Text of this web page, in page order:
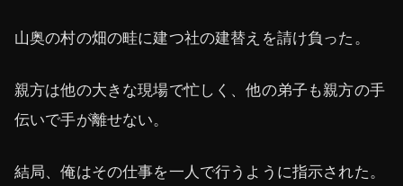
山奥の村の畑の畦に建つ社の建替えを請け負った。
親方は他の大きな現場で忙しく、他の弟子も親方の手
伝いで手が離せない。
結局、俺はその仕事を一人で行うように指示された。